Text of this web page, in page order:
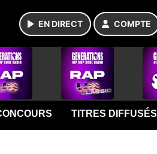
EN DIRECT COMPTE
TITRES DIFFUSÉS